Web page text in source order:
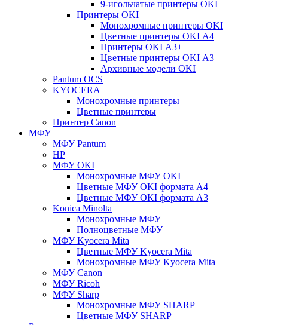
9-игольчатые принтеры OKI
Принтеры OKI
Монохромные принтеры OKI
Цветные принтеры OKI А4
Принтеры OKI А3+
Цветные принтеры OKI А3
Архивные модели OKI
Pantum OCS
KYOCERA
Монохромные принтеры
Цветные принтеры
Принтер Canon
МФУ
МФУ Pantum
HP
МФУ OKI
Монохромные МФУ OKI
Цветные МФУ OKI формата А4
Цветные МФУ OKI формата А3
Konica Minolta
Монохромные МФУ
Полноцветные МФУ
МФУ Kyocera Mita
Цветные МФУ Kyocera Mita
Монохромные МФУ Kyocera Mita
МФУ Canon
МФУ Ricoh
МФУ Sharp
Монохромные МФУ SHARP
Цветные МФУ SHARP